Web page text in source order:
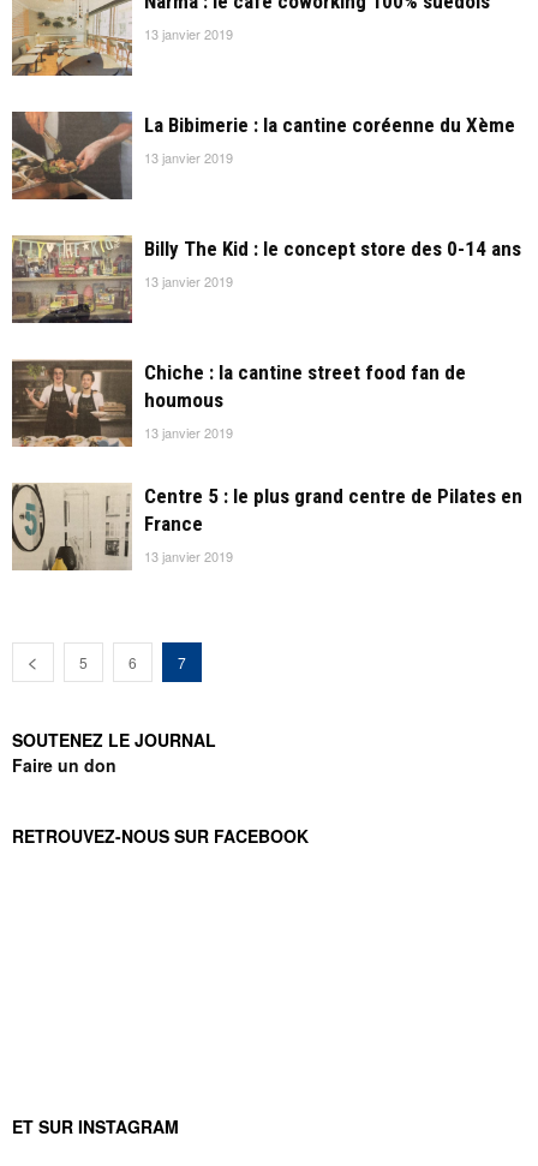
13 janvier 2019
La Bibimerie : la cantine coréenne du Xème
13 janvier 2019
Billy The Kid : le concept store des 0-14 ans
13 janvier 2019
Chiche : la cantine street food fan de
houmous
13 janvier 2019
Centre 5 : le plus grand centre de Pilates en
France
13 janvier 2019
5 6 7
SOUTENEZ LE JOURNAL
Faire un don
RETROUVEZ-NOUS SUR FACEBOOK
ET SUR INSTAGRAM